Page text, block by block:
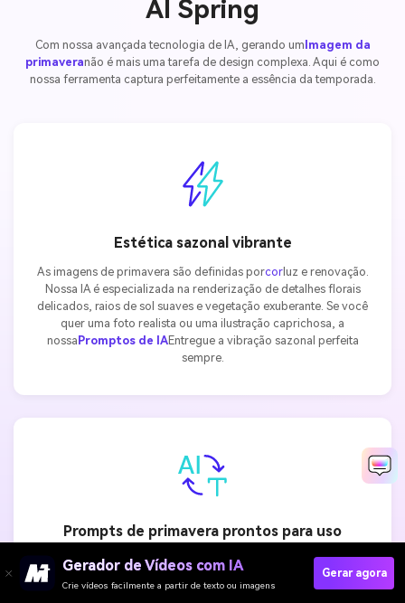
AI Spring
Com nossa avançada tecnologia de IA, gerando um Imagem da
primaveranão é mais uma tarefa de design complexa. Aqui é como
nossa ferramenta captura perfeitamente a essência da temporada.
Estética sazonal vibrante
As imagens de primavera são definidas porcorluz e renovação.
Nossa IA é especializada na renderização de detalhes florais
delicados, raios de sol suaves e vegetação exuberante. Se você
quer uma foto realista ou uma ilustração caprichosa, a
nossaPromptos de IAEntregue a vibração sazonal perfeita
sempre.
Prompts de primavera prontos para uso
Não há necessidade de ser um especialista em engenharia. Nossa
prompts de imagem de primavera de IAÉ
projetado para uso instantâneo. Basta copiar, colar e assistir à IA
Gerador de Vídeos com IA
Crie vídeos facilmente a partir de texto ou imagens
Gerar agora